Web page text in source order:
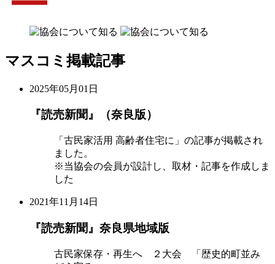
マスコミ掲載記事
2025年05月01日
『読売新聞』（奈良版）
「古民家活用 高齢者住宅に」の記事が掲載され
ました。
※当協会の会員が設計し、取材・記事を作成しま
した
2021年11月14日
『読売新聞』奈良県地域版
古民家保存・再生へ ２大会 「歴史的町並み